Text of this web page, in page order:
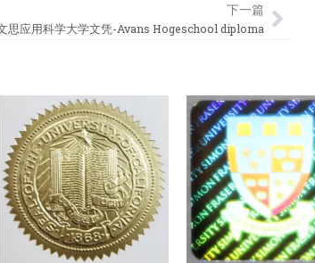
下一篇
思应用科学大学文凭-Avans Hogeschool diploma